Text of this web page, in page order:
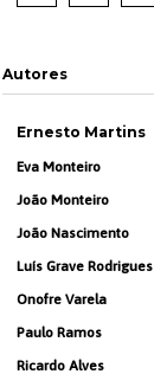
Autores
Ernesto Martins
Eva Monteiro
João Monteiro
João Nascimento
Luís Grave Rodrigues
Onofre Varela
Paulo Ramos
Ricardo Alves